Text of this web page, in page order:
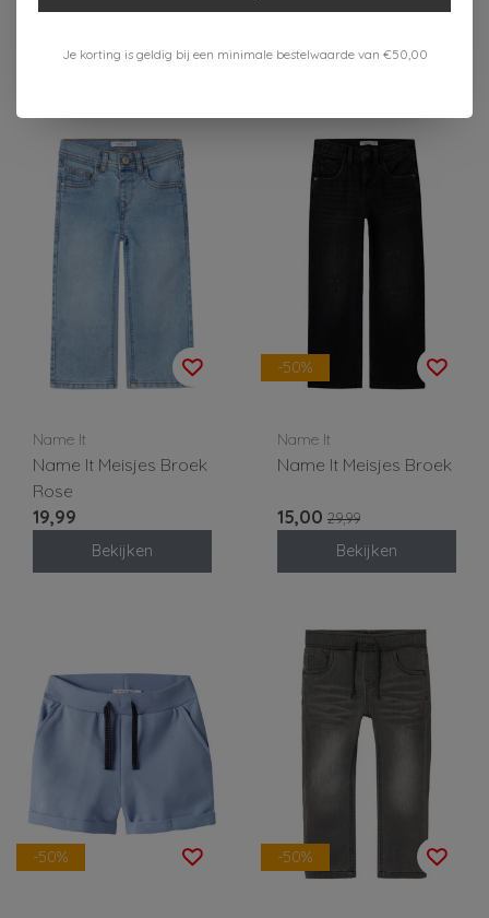
Bekijken Bekijken
Name It
Name It Meisjes Broek
Rose
19,99
Bekijken
-50%
Name It
Name It Meisjes Broek
15,00 29,99
Bekijken
-50% -50%
Je korting is geldig bij een minimale bestelwaarde van €50,00